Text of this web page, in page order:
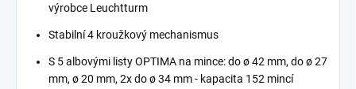
výrobce Leuchtturm
Stabilní 4 kroužkový mechanismus
S 5albovými listy OPTIMA na mince:do ø 42 mm, do ø 27
mm, ø 20 mm, 2x do ø 34 mm - kapacita 152 mincí